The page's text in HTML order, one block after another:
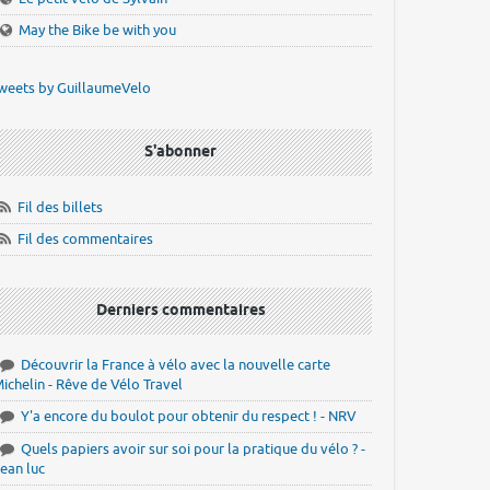
May the Bike be with you
by GuillaumeVelo
S'abonner
Fil des billets
Fil des commentaires
Derniers commentaires
Découvrir la France à vélo avec la nouvelle carte
- Rêve de Vélo Travel
Y'a encore du boulot pour obtenir du respect ! - NRV
Quels papiers avoir sur soi pour la pratique du vélo ? -
luc